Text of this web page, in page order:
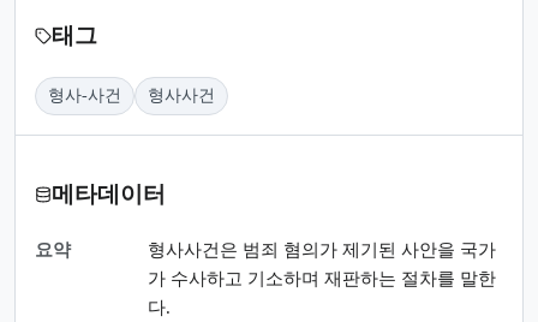
태그
형사-사건 형사사건
메타데이터
요약
형사사건은 범죄 혐의가 제기된 사안을 국가
가 수사하고 기소하며 재판하는 절차를 말한
다.